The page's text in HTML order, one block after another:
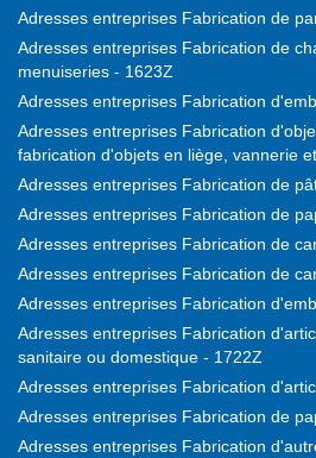
Adresses entreprises Fabrication de
Adresses entreprises Fabrication de
menuiseries - 1623Z
Adresses entreprises Fabrication
Adresses entreprises Fabrication
fabrication d'objets en liège, vannerie
Adresses entreprises Fabrication de
Adresses entreprises Fabrication de
Adresses entreprises Fabrication de
Adresses entreprises Fabrication de
Adresses entreprises Fabrication
Adresses entreprises Fabrication
sanitaire ou domestique - 1722Z
Adresses entreprises Fabrication
Adresses entreprises Fabrication de
Adresses entreprises Fabrication